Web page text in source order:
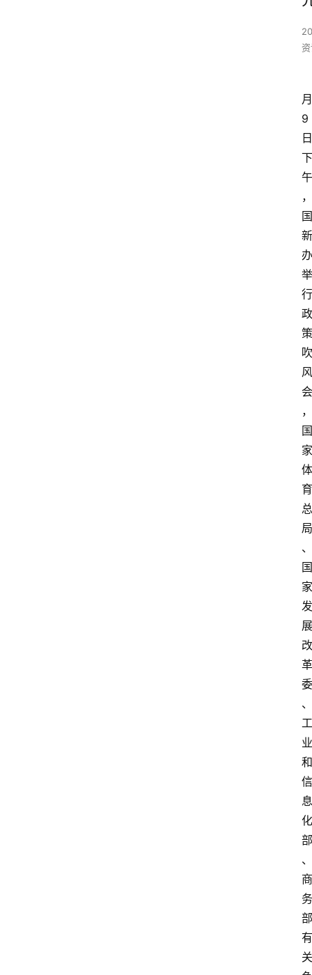
月
9
日
下
午
，
国
新
办
举
行
政
策
吹
风
会
，
国
家
体
育
总
局
、
国
家
发
展
改
革
委
、
工
业
和
信
息
化
部
、
商
务
部
有
关